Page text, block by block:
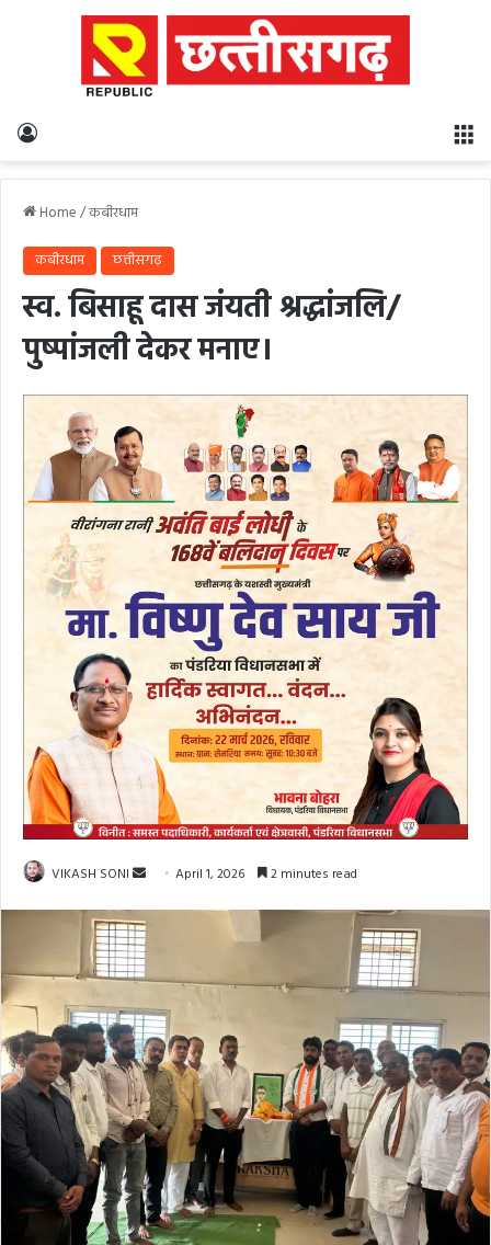
Home/कबीरधाम
कबीरधाम छत्तीसगढ़
स्व. बिसाहू दास जंयती श्रद्धांजलि/
पुष्पांजली देकर मनाए।
VIKASH SONI
Send
email
April 1, 2026 2 minutes read